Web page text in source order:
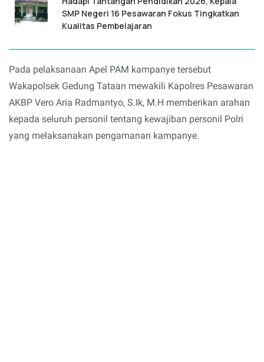
SMP Negeri 16 Pesawaran Fokus Tingkatkan
Kualitas Pembelajaran
Pada pelaksanaan Apel PAM kampanye tersebut
Wakapolsek Gedung Tataan mewakili Kapolres Pesawaran
AKBP Vero Aria Radmantyo, S.Ik, M.H memberikan arahan
kepada seluruh personil tentang kewajiban personil Polri
yang melaksanakan pengamanan kampanye.